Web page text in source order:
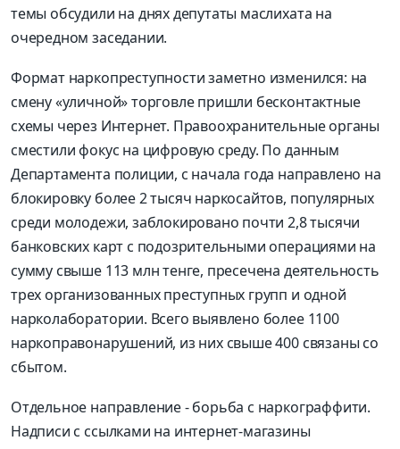
темы обсудили на днях депутаты маслихата на
очередном заседании.
Формат наркопреступности заметно изменился: на
смену «уличной» торговле пришли бесконтактные
схемы через Интернет. Правоохранительные органы
сместили фокус на цифровую среду. По данным
Департамента полиции, с начала года направлено на
блокировку более 2 тысяч наркосайтов, популярных
среди молодежи, заблокировано почти 2,8 тысячи
банковских карт с подозрительными операциями на
сумму свыше 113 млн тенге, пресечена деятельность
трех организованных преступных групп и одной
нарколаборатории. Всего выявлено более 1100
наркоправонарушений, из них свыше 400 связаны со
сбытом.
Отдельное направление - борьба с наркограффити.
Надписи с ссылками на интернет-магазины